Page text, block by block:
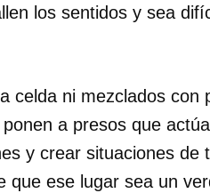
los sentidos y sea
celda ni mezclados con
a presos que
y crear situaciones de
que ese lugar sea un